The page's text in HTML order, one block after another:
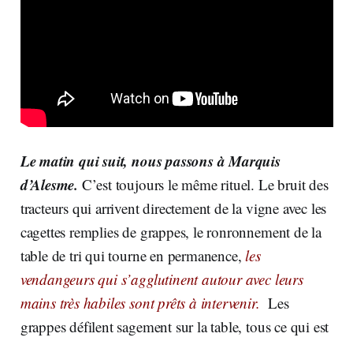
Le matin qui suit, nous passons à Marquis
d’Alesme. C’est toujours le même rituel. Le bruit des
tracteurs qui arrivent directement de la vigne avec les
cagettes remplies de grappes, le ronronnement de la
table de tri qui tourne en permanence,les
vendangeurs qui s’agglutinent autour avec leurs
mains très habiles sont prêts à intervenir. Les
grappes défilent sagement sur la table, tous ce qui est